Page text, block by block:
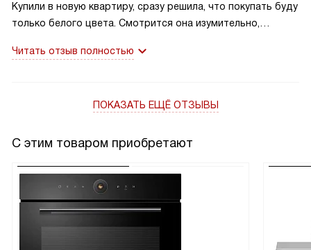
Купили в новую квартиру, сразу решила, что покупать буду
только белого цвета. Смотрится она изумительно,
Панель быстро нагревается, каждая конфорка
пока не обнаружила.
Читать отзыв полностью
ПОКАЗАТЬ ЕЩЁ ОТЗЫВЫ
С этим товаром приобретают